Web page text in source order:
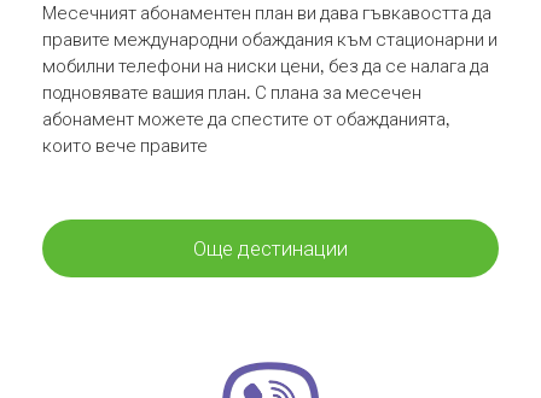
Месечният абонаментен план ви дава гъвкавостта да
правите международни обаждания към стационарни и
мобилни телефони на ниски цени, без да се налага да
подновявате вашия план. С плана за месечен
абонамент можете да спестите от обажданията,
които вече правите
Още дестинации